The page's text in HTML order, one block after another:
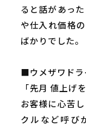
ると話があっ
や仕入れ価格
ばかりでした。
■ウメザワドラ
「先月 値上げ
お客様に心苦
クルなど呼び